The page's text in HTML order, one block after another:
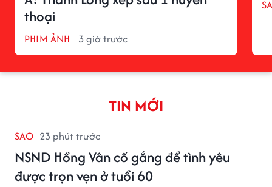
thoại
PHIM ẢNH 3 giờ trước
TIN MỚI
SAO 23 phút trước
NSND Hồng Vân cố gắng để tình yêu
được trọn vẹn ở tuổi 60